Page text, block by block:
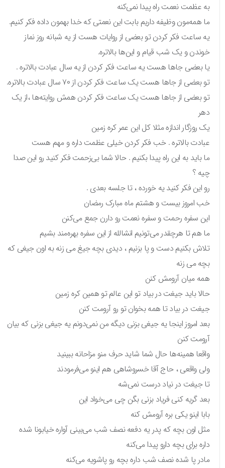
به عظمت نعمت راه پیدا نمی‌کنه
ما همه‌مون وظیفه داریم بابت این نعمتی که خدا بهمون داده فکر کنیم.
یه ساعت فکر کردن تو بعضی از روایات هست از یه شبانه روز نماز
خوندن و یک شب قیام و این‌ها بالاتره.
یا بعضی جاها هست یه ساعت فکر کردن از یه سال عبادت بالاتره .
تو بعضی از جاها هست یک ساعت فکر کردن از ۷۰ سال عبادت بالاتره.
تو بعضی از جاها هست یک ساعت فکر کردن همش روایته‌ها ،از یک
دهر
یک روزگار اندازه مثلا کل این عمر کره زمین
عبادت بالاتره . خب فکر کردن خیلی عظمت داره و مهم هست
ما باید به این راه پیدا بکنیم . حالا شما بی‌زحمت فکر کنید رو این صدا
چیه ؟
رو این فکر کنید یه خورده ، تا جلسه بعدی .
خب امروز بیست و هشتم ماه مبارک رمضان
این سفره رحمت و سفره نعمت رو دارن جمع می‌کنن
ما هم تا هرچقدر می‌تونیم انشالله از این سفره بهره‌مند بشیم
تلاش بکنیم دست و پا بزنیم ، دیدی بچه جیغ می زنه به اون جیغی که
بچه می زنه
همه میان آرومش کنن
حالا باید جیغت در بیاد تو این عالم تو همین کره زمین
جیغت در بیاد تا همه بخوان تو رو آرومت کنن
بعد امروز اینجا یه جیغی بزنی دیگه من نمی‌دونم یه جیغی بزنی که بیان
آرومت کنن
واقعا همینه‌ها حال شما شاید حرف منو مزاحانه ببینید
ولی واقعی ، حاج آقا خسروشاهی هم اینو می‌فرمودند
تا جیغت در نیاد درست نمی‌شه
بعد گریه کنی فریاد بزنی بگن چی می‌خواد این
بابا اینو یکی بره آرومش کنه
مثل اون بچه که پدر یه دفعه نصف شب می‌بینی آواره خیابونا شده
داره برای بچه دارو پیدا می‌کنه
مادر پا شده نصف شب داره بچه رو پاشویه می‌کنه